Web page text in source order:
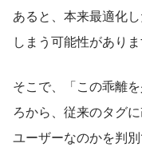
あると、本来最適化
しまう可能性がありま
そこで、「この乖離
ろから、従来のタグ
ユーザーなのかを判